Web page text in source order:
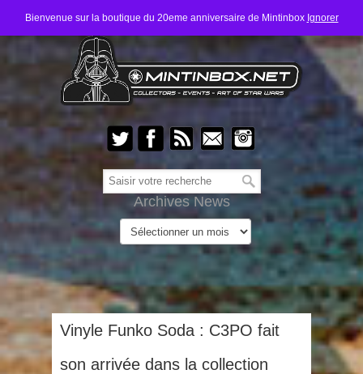
Bienvenue sur la boutique du 20eme anniversaire de Mintinbox Ignorer
Archives News
Vinyle Funko Soda : C3PO fait
son arrivée dans la collection